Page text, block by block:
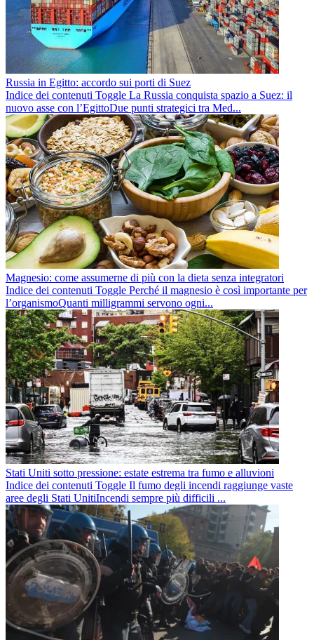
Russia in Egitto: accordo sui porti di Suez
Indice dei contenuti Toggle La Russia conquista spazio a Suez: il
nuovo asse con l’EgittoDue punti strategici tra Med...
Magnesio: come assumerne di più con la dieta senza integratori
Indice dei contenuti Toggle Perché il magnesio è così importante per
l’organismoQuanti milligrammi servono ogni...
Stati Uniti sotto pressione: estate estrema tra fumo e alluvioni
Indice dei contenuti Toggle Il fumo degli incendi raggiunge vaste
aree degli Stati UnitiIncendi sempre più difficili ...